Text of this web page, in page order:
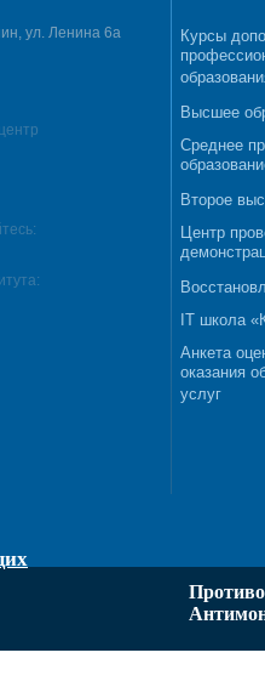
ул. Ленина 6а
Курсы
Высшее
Среднее
Второе
Центр
IT школа
Анкета
оказания
услуг